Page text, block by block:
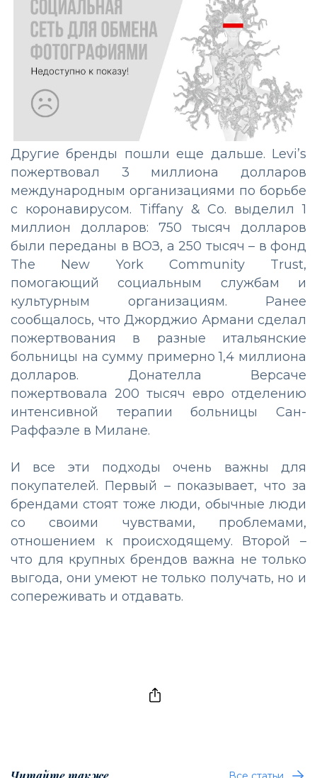
Другие бренды пошли еще дальше. Levi’s
пожертвовал 3 миллиона долларов
международным организациями по борьбе
с коронавирусом. Tiffany & Co. выделил 1
миллион долларов: 750 тысяч долларов
были переданы в ВОЗ, а 250 тысяч – в фонд
The New York Community Trust,
помогающий социальным службам и
культурным организациям. Ранее
сообщалось, что Джорджио Армани сделал
пожертвования в разные итальянские
больницы на сумму примерно 1,4 миллиона
долларов. Донателла Версаче
пожертвовала 200 тысяч евро отделению
интенсивной терапии больницы Сан-
Раффаэле в Милане.
И все эти подходы очень важны для
покупателей. Первый – показывает, что за
брендами стоят тоже люди, обычные люди
со своими чувствами, проблемами,
отношением к происходящему. Второй –
что для крупных брендов важна не только
выгода, они умеют не только получать, но и
сопереживать и отдавать.